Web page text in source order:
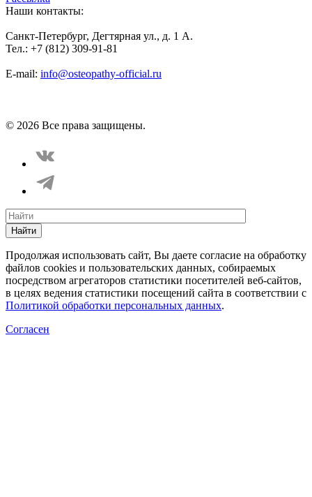
Наши контакты:
Санкт-Петербург, Дегтярная ул., д. 1 А.
Тел.: +7 (812) 309-91-81
E-mail: info@osteopathy-official.ru
© 2026 Все права защищены.
Найти
Продолжая использовать сайт, Вы даете согласие на обработку
файлов cookies и пользовательских данных, собираемых
посредством агрегаторов статистики посетителей веб-сайтов,
в целях ведения статистики посещений сайта в соответствии с
Политикой обработки персональных данных.
Согласен